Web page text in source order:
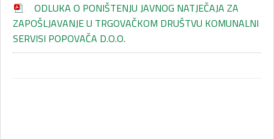
ODLUKA O PONIŠTENJU JAVNOG NATJEČAJA ZA
ZAPOŠLJAVANJE U TRGOVAČKOM DRUŠTVU KOMUNALNI
SERVISI POPOVAČA D.O.O.